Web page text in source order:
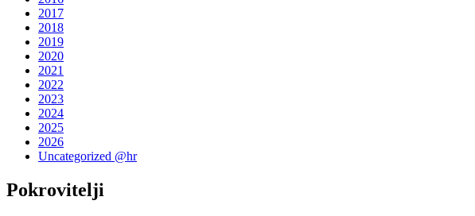
2017
2018
2019
2020
2021
2022
2023
2024
2025
2026
Uncategorized @hr
Pokrovitelji